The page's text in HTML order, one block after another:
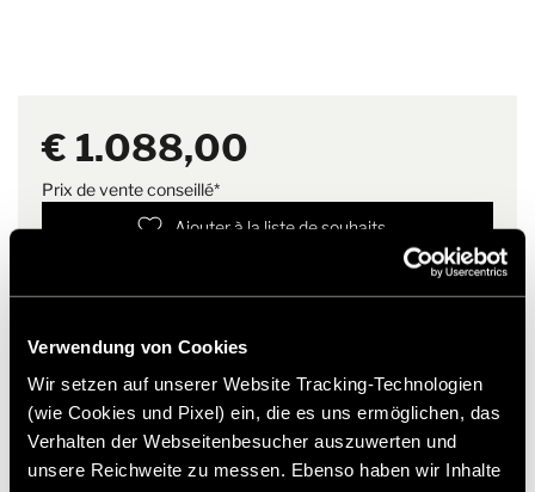
Verwendung von Cookies
Wir setzen auf unserer Website Tracking-Technologien
(wie Cookies und Pixel) ein, die es uns ermöglichen, das
Verhalten der Webseitenbesucher auszuwerten und
unsere Reichweite zu messen. Ebenso haben wir Inhalte
€ 1.088,00
Prix de vente conseillé*
Ajouter à la liste de souhaits
Numéro d'article: 8502684
* Originele Hymer accessoires zijn niet vanuit de fabriek
leverbaar, maar kunnen uitsluitend via uw handelspartner
worden besteld en gemonteerd. Afbeeldingen zijn onder
voorbehoud van wijzigingen.